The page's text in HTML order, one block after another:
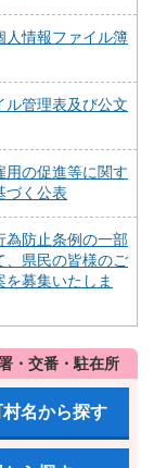
人情報ファイル簿
ル管理表及び公文
用の促進等に関す
づく公表
為防止条例の一部
、県民の皆様のご
を募集いたしま
・交番・駐在所
名から探す